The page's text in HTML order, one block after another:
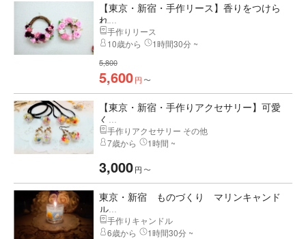
【東京・新宿・手作リース】香りをつけら
れ...
手作りリース
10歳から
1時間30分 ~
5,800
5,600円 〜
【東京・新宿・手作りアクセサリー】可愛
く...
手作りアクセサリー その他
7歳から
1時間 ~
3,000円 〜
東京・新宿 ものづくり マリンキャンド
ル...
手作りキャンドル
6歳から
1時間30分 ~